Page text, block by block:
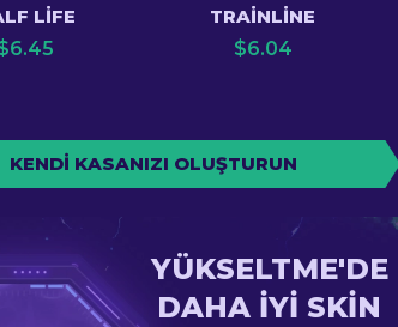
LIFE
6.45
TRAINLINE
$6.04
KENDI KASANIZI OLUŞTURUN
YÜKSELTME'DE
DAHA IYI SKIN